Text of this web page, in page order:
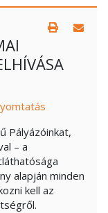
Pályázóinkat,
– a
alapján minden
kell az